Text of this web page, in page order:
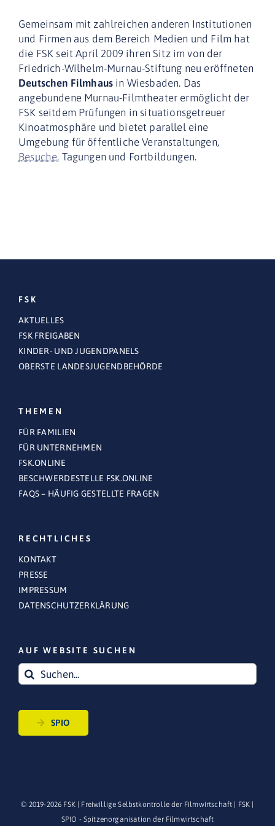
Gemeinsam mit zahlreichen anderen Institutionen
und Firmen aus dem Bereich Medien und Film hat
die FSK seit April 2009 ihren Sitz im von der
Friedrich-Wilhelm-Murnau-Stiftung neu eröffneten
Deutschen Filmhaus in Wiesbaden. Das
angebundene Murnau-Filmtheater ermöglicht der
FSK seitdem Prüfungen in situationsgetreuer
Kinoatmosphäre und bietet parallel eine
Umgebung für öffentliche Veranstaltungen,
Besuche, Tagungen und Fortbildungen.
FSK
AKTUELLES
FSK FREIGABEN
KINDER- UND JUGENDPANELS
OBERSTE LANDESJUGENDBEHÖRDE
THEMEN
FÜR FAMILIEN
FÜR UNTERNEHMEN
FSK.ONLINE
BESCHWERDESTELLE FSK.ONLINE
FAQS – HÄUFIG GESTELLTE FRAGEN
RECHTLICHES
KONTAKT
PRESSE
IMPRESSUM
DATENSCHUTZERKLÄRUNG
AUF WEBSITE SUCHEN
Suche
nach:
SPIO
© 2019-2026 FSK | Freiwillige Selbstkontrolle der Filmwirtschaft | FSK
SPIO - Spitzenorganisation der Filmwirtschaft